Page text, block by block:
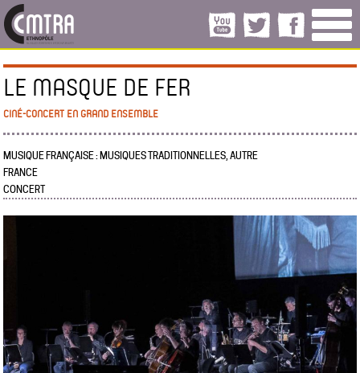
LE MASQUE DE FER
CINÉ-CONCERT EN GRAND ENSEMBLE
MUSIQUE FRANÇAISE : MUSIQUES TRADITIONNELLES, AUTRE
FRANCE
CONCERT